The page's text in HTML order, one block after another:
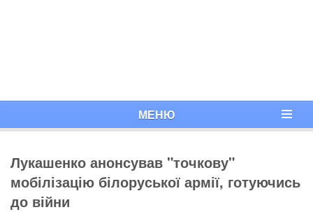
МЕНЮ
Лукашенко анонсував "точкову"
мобілізацію білоруської армії, готуючись
до війни